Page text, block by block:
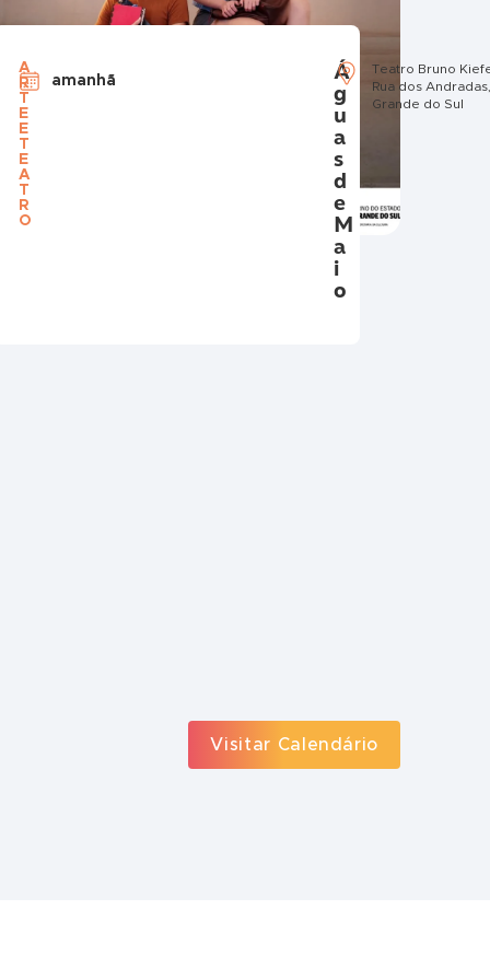
da UFRGS
9500, Prédio 43127,
A
R
T
E
E
T
E
A
T
R
O
amanhã
Á
g
u
a
s
d
e
M
a
i
o
Teatro Bruno
Rua dos
Grande do Sul
Visitar Calendário